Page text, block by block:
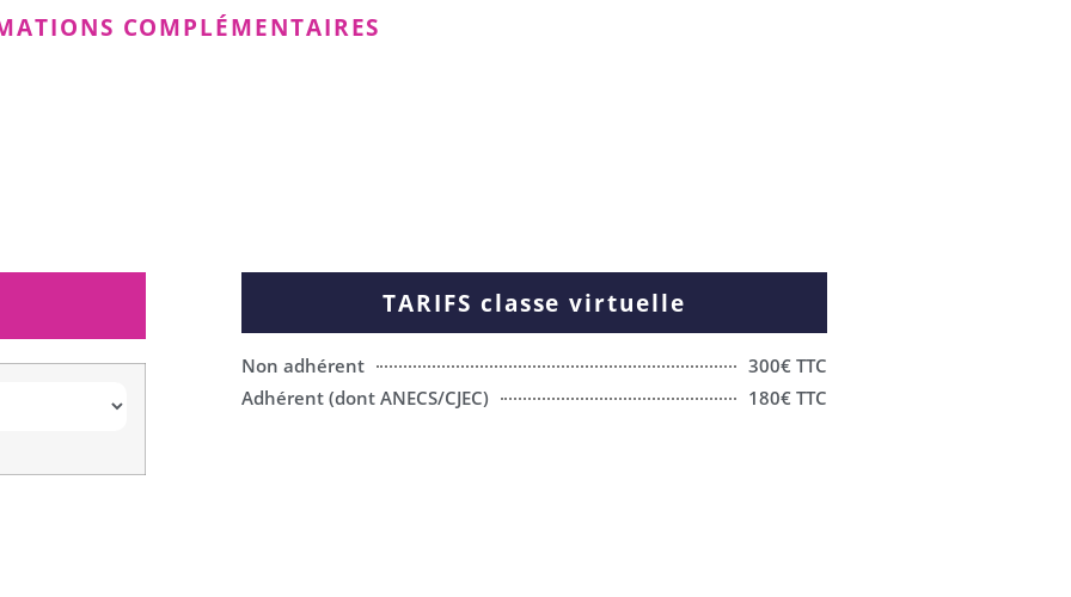
COMPLÉMENTAIRES
TARIFS classe virtuelle
Non adhérent
300€ TTC
Adhérent (dont ANECS/CJEC)
180€ TTC